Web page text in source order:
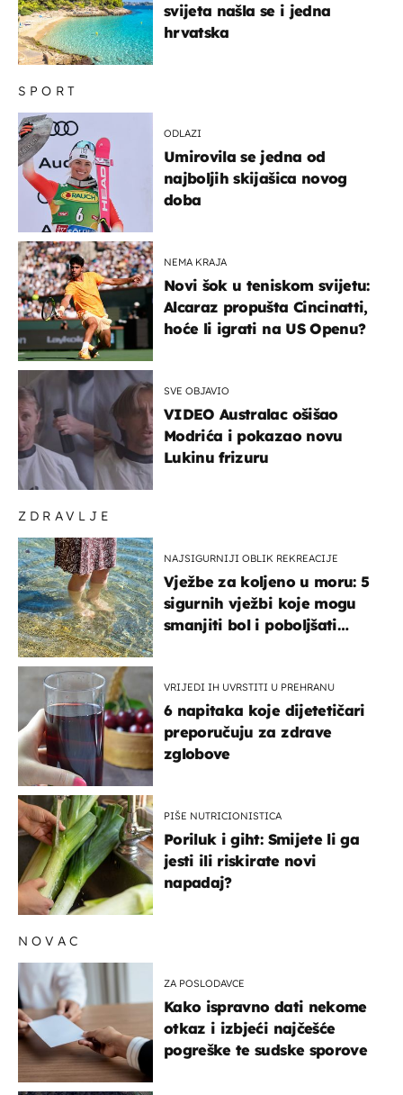
ZDRAVLJE
NAJSIGURNIJI OBLIK REKREACIJE
Vježbe za koljeno u moru: 5
sigurnih vježbi koje mogu
smanjiti bol i poboljšati
VRIJEDI IH UVRSTITI U PREHRANU
6 napitaka koje dijetetičari
preporučuju za zdrave
zglobove
PIŠE NUTRICIONISTICA
Poriluk i giht: Smijete li ga
jesti ili riskirate novi
napadaj?
SPORT
ODLAZI
Umirovila se jedna od
najboljih skijašica novog
doba
NEMA KRAJA
Novi šok u teniskom svijetu:
Alcaraz propušta Cincinatti,
hoće li igrati na US Openu?
SVE OBJAVIO
VIDEO Australac ošišao
Modrića i pokazao novu
Lukinu frizuru
svijeta našla se i jedna
hrvatska
NOVAC
ZA POSLODAVCE
Kako ispravno dati nekome
otkaz i izbjeći najčešće
pogreške te sudske sporove